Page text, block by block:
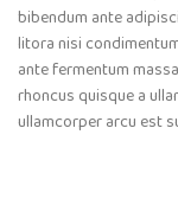
bibendum ante
litora nisi
ante fermentum
rhoncus quisque a
ullamcorper arcu est